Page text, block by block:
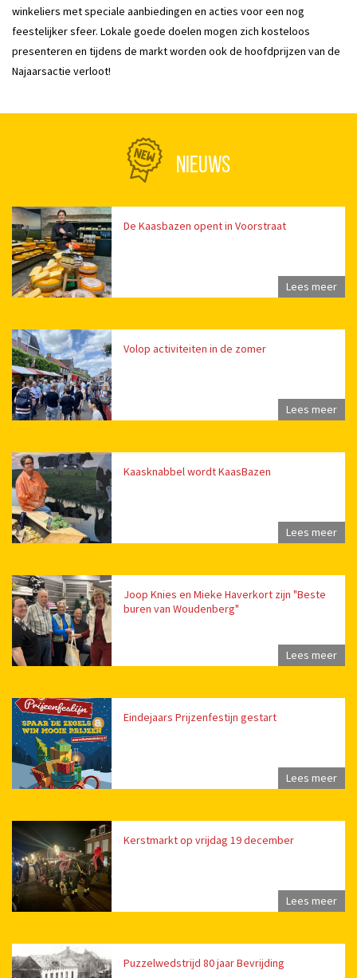
winkeliers met speciale aanbiedingen en acties voor een nog
feestelijker sfeer. Lokale goede doelen mogen zich kosteloos
presenteren en tijdens de markt worden ook de hoofdprijzen van de
Najaarsactie verloot!
NIEUWS
De Kaasbazen opent in Voorstraat
Lees meer
Volop activiteiten in de zomer
Lees meer
Kaasknabbel wordt KaasBazen
Lees meer
Joop Knies en Mieke Haverkort zijn "Beste
buren van Woudenberg"
Lees meer
Eindejaars Prijzenfestijn gestart
Lees meer
Kerstmarkt op vrijdag 19 december
Lees meer
Puzzelwedstrijd 80 jaar Bevrijding